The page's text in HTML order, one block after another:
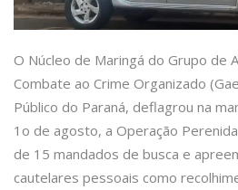
O Núcleo de Maringá do Grupo de
Combate ao Crime Organizado
Público do Paraná, deflagrou na
1o de agosto, a Operação
de 15 mandados de busca e
cautelares pessoais como